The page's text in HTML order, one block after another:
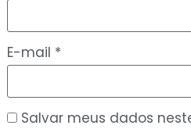
E-mail *
Salvar meus dados